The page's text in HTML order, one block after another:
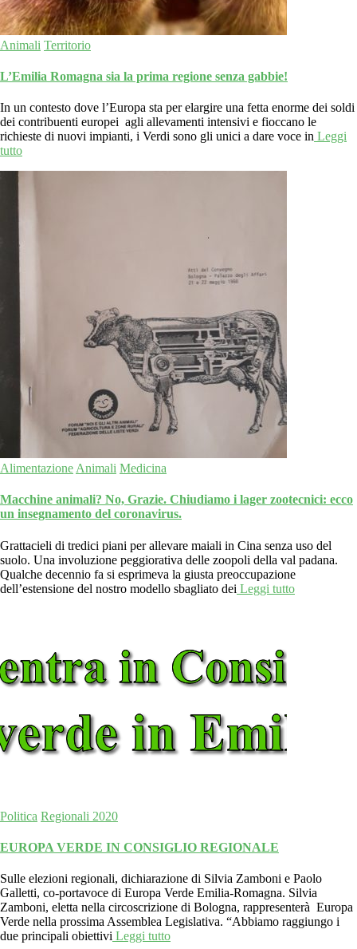
Animali Territorio
L’Emilia Romagna sia la prima regione senza gabbie!
In un contesto dove l’Europa sta per elargire una fetta enorme dei soldi
dei contribuenti europei agli allevamenti intensivi e fioccano le
richieste di nuovi impianti, i Verdi sono gli unici a dare voce in Leggi
tutto
Alimentazione Animali Medicina
Macchine animali? No, Grazie. Chiudiamo i lager zootecnici: ecco
un insegnamento del coronavirus.
Grattacieli di tredici piani per allevare maiali in Cina senza uso del
suolo. Una involuzione peggiorativa delle zoopoli della val padana.
Qualche decennio fa si esprimeva la giusta preoccupazione
dell’estensione del nostro modello sbagliato dei Leggi tutto
Politica Regionali 2020
EUROPA VERDE IN CONSIGLIO REGIONALE
Sulle elezioni regionali, dichiarazione di Silvia Zamboni e Paolo
Galletti, co-portavoce di Europa Verde Emilia-Romagna. Silvia
Zamboni, eletta nella circoscrizione di Bologna, rappresenterà Europa
Verde nella prossima Assemblea Legislativa. “Abbiamo raggiungo i
due principali obiettivi Leggi tutto